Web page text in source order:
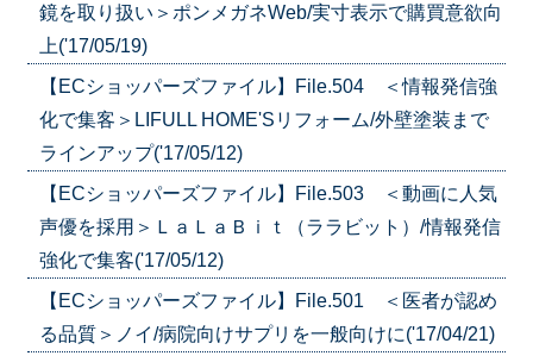
鏡を取り扱い＞ポンメガネWeb/実寸表示で購買意欲向
上('17/05/19)
【ECショッパーズファイル】File.504 ＜情報発信強
化で集客＞LIFULL HOME'Sリフォーム/外壁塗装まで
ラインアップ('17/05/12)
【ECショッパーズファイル】File.503 ＜動画に人気
声優を採用＞ＬａＬａＢｉｔ（ララビット）/情報発信
強化で集客('17/05/12)
【ECショッパーズファイル】File.501 ＜医者が認め
る品質＞ノイ/病院向けサプリを一般向けに('17/04/21)